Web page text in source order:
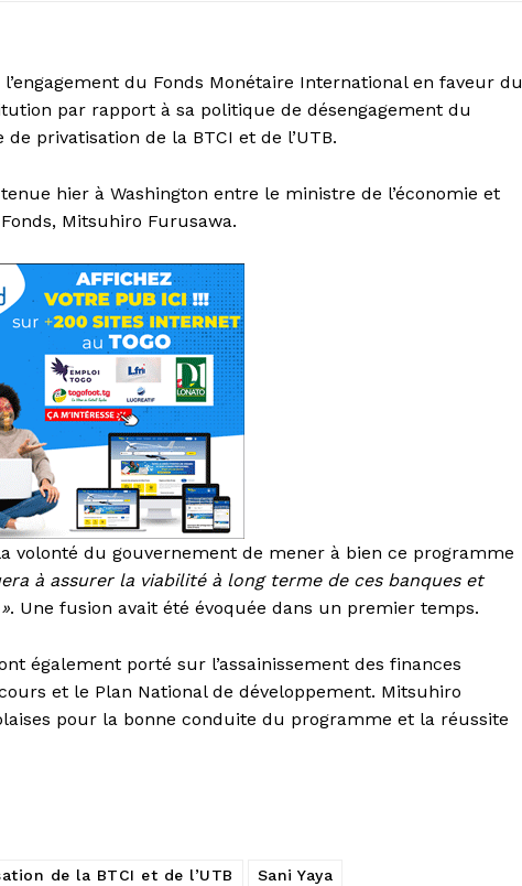
du Fonds Monétaire International en faveur du
par rapport à sa politique de désengagement du
privatisation de la BTCI et de l’UTB.
hier à Washington entre le ministre de l’économie et
Mitsuhiro Furusawa.
volonté du gouvernement de mener à bien ce programme
à assurer la viabilité à long terme de ces banques et
. Une fusion avait été évoquée dans un premier temps.
également porté sur l’assainissement des finances
et le Plan National de développement. Mitsuhiro
pour la bonne conduite du programme et la réussite
de la BTCI et de l’UTB Sani Yaya